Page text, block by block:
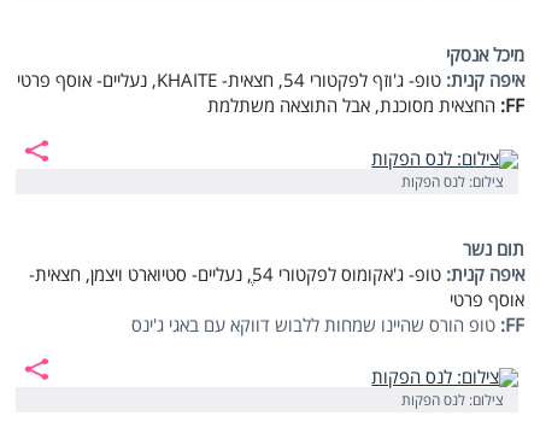
מיכל אנסקי
איפה קנית:טופ- ג'וזף לפקטורי 54, חצאית- KHAITE, נעליים- אוסף פרטי
FF: החצאית מסוכנת, אבל התוצאה משתלמת
צילום: לנס הפקות
תום נשר
איפה קנית:
טופ- ג'אקומוס לפקטורי 54,ֶ נעליים- סטיוארט ויצמן, חצאית-
אוסף פרטי
FF: טופ הורס שהיינו שמחות ללבוש דווקא עם באגי ג'ינס
צילום: לנס הפקות